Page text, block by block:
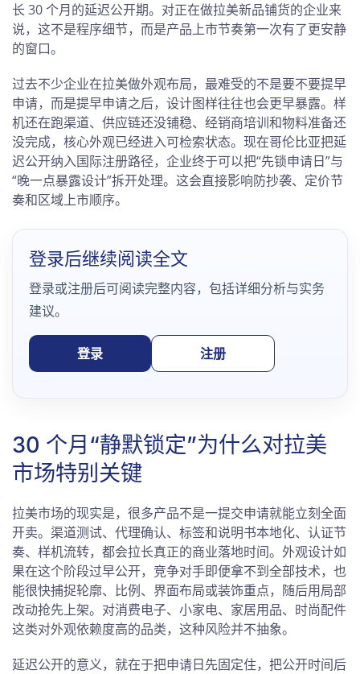
长 30 个月的延迟公开期。对正在做拉美新品铺货的企业来
说，这不是程序细节，而是产品上市节奏第一次有了更安静
的窗口。
过去不少企业在拉美做外观布局，最难受的不是要不要提早
申请，而是提早申请之后，设计图样往往也会更早暴露。样
机还在跑渠道、供应链还没铺稳、经销商培训和物料准备还
没完成，核心外观已经进入可检索状态。现在哥伦比亚把延
迟公开纳入国际注册路径，企业终于可以把“先锁申请日”与
“晚一点暴露设计”拆开处理。这会直接影响防抄袭、定价节
奏和区域上市顺序。
登录后继续阅读全文
登录或注册后可阅读完整内容，包括详细分析与实务
建议。
登录 注册
30 个月“静默锁定”为什么对拉美
市场特别关键
拉美市场的现实是，很多产品不是一提交申请就能立刻全面
开卖。渠道测试、代理确认、标签和说明书本地化、认证节
奏、样机流转，都会拉长真正的商业落地时间。外观设计如
果在这个阶段过早公开，竞争对手即便拿不到全部技术，也
能很快捕捉轮廓、比例、界面布局或装饰重点，随后用局部
改动抢先上架。对消费电子、小家电、家居用品、时尚配件
这类对外观依赖度高的品类，这种风险并不抽象。
延迟公开的意义，就在于把申请日先固定住，把公开时间后